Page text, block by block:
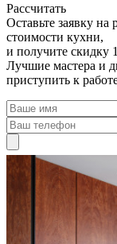
Рассчитать
Оставьте заявку на
стоимости кухни,
и получите скидку
Лучшие мастера и
приступить к